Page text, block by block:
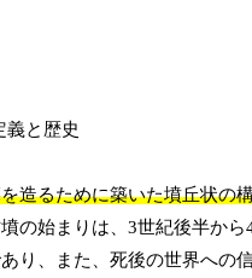
造るために築いた墳丘状の
の始まりは、3世紀後半か
り、また、死後の世界への